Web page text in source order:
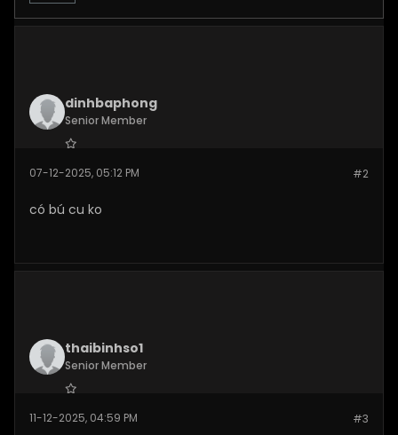
dinhbaphong
Senior Member
Posts:276 #2
07-12-2025, 05:12 PM
có bú cu ko
thaibinhso1
Senior Member
Posts:282 #3
11-12-2025, 04:59 PM